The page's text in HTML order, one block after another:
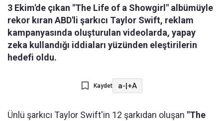
3 Ekim'de çıkan "The Life of a Showgirl" albümüyle
rekor kıran ABD'li şarkıcı Taylor Swift, reklam
kampanyasında oluşturulan videolarda, yapay
zeka kullandığı iddiaları yüzünden eleştirilerin
hedefi oldu.
Kaydet a-|+A
Ünlü şarkıcı Taylor Swift'in 12 şarkıdan oluşan "The